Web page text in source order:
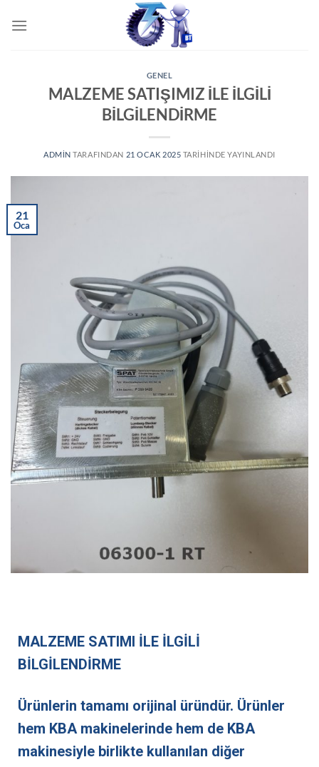
GENEL
MALZEME SATIŞIMIZ İLE İLGİLİ
BİLGİLENDİRME
ADMIN TARAFINDAN 21 OCAK 2025 TARIHINDE YAYINLANDI
21
Oca
MALZEME SATIMI İLE İLGİLİ
BİLGİLENDİRME
Ürünlerin tamamı orijinal üründür. Ürünler
hem KBA makinelerinde hem de KBA
makinesiyle birlikte kullanılan diğer